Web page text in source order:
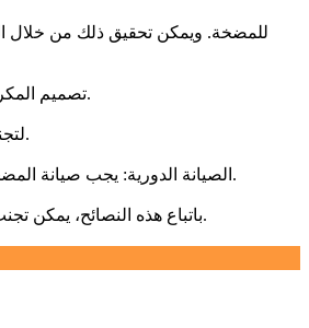
3. تصميم المكره الصحيح: يجب تصميم المكره للتعامل مع الخصائص المحددة للسائل الذي يتم ضخه. يجب اختيار قطر المكره، وملف الريشة، وعدد الريشات بعناية لتجنب التجويف.
4. التحكم في التدفق: يجب التحكم في معدل التدفق باستخدام صمام التحكم أو محرك التردد المتغير (VFD) لتجنب معدلات التدفق المفرطة التي يمكن أن تسبب التجويف.
5. الصيانة الدورية: يجب صيانة المضخة بشكل دوري للتأكد من أنها في حالة جيدة. يتضمن ذلك التحقق من عدم وجود تسربات أو محامل أو أختام مهترئة، والتأكد من أن المكره نظيفة وخالية من الحطام.
باتباع هذه النصائح، يمكن تجنب التجويف في مضخات الطرد المركزي الكيميائية. وهذا سيضمن أن المضخة تعمل بكفاءة وموثوقية، مما يقلل الحاجة إلى الإصلاحات المكلفة ووقت التوقف عن العمل.